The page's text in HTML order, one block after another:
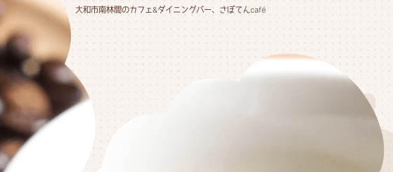
大和市南林間のカフェ&ダイニングバー、さぼてんcafé